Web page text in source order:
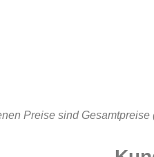
Preise sind